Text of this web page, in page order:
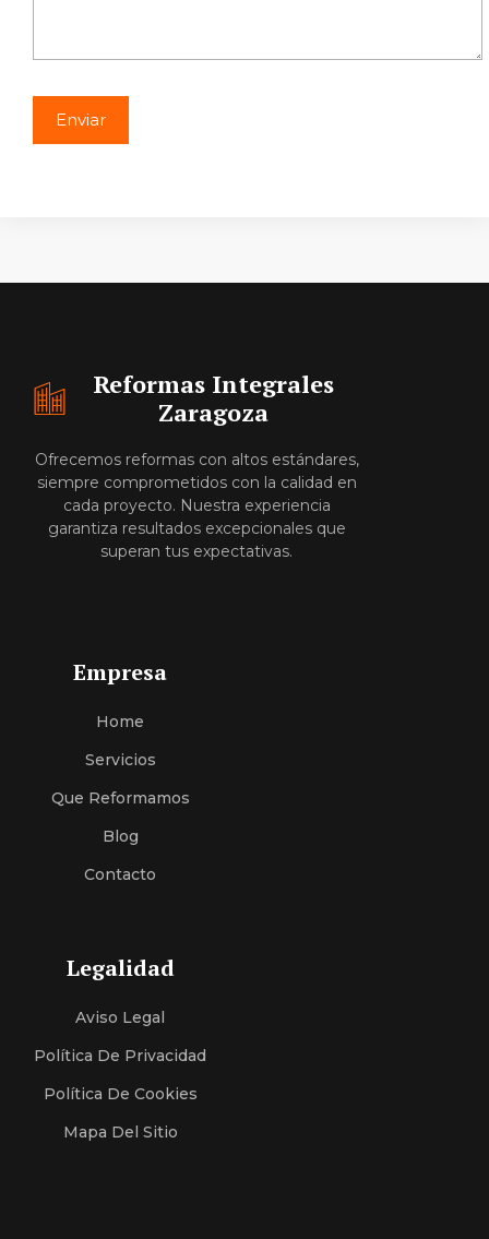
Reformas Integrales
Zaragoza
Ofrecemos reformas con altos estándares,
siempre comprometidos con la calidad en
cada proyecto. Nuestra experiencia
garantiza resultados excepcionales que
superan tus expectativas.
Empresa
Home
ServiciOS
Que Reformamos
Blog
Contacto
Legalidad
Aviso Legal
Política De Privacidad
Política De Cookies
Mapa Del Sitio